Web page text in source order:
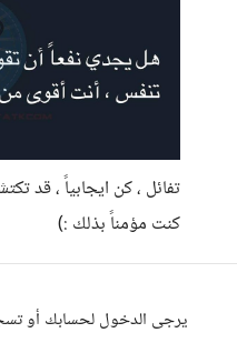
تفائل ، كن ايجابياً ، قد
كنت مؤمناً بذلك :)
يرجى الدخول لحسابك أو